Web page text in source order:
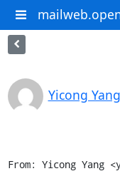
Yicong Yang
From: Yicong Yang